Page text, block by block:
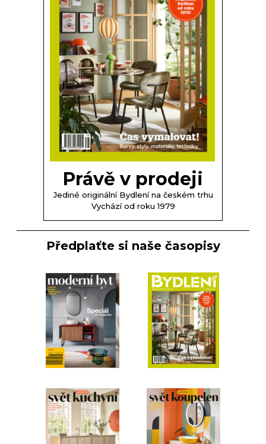
Právě v prodeji
Jediné originální Bydlení na českém trhu
Vychází od roku 1979
Předplaťte si naše časopisy